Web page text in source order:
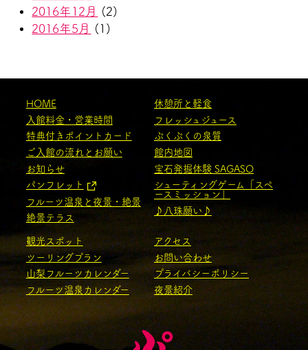
2016年12月
(2)
2016年5月
(1)
HOME
入館料金・営業時間
特典付きポイントカード
ご入館の流れとお願い
お知らせ
パンフレット
フルーツ温泉と夜景・絶景
絶景テラス
休憩所と軽食
フレッシュジュース
ぷくぷくの泉質
館内地図
宝石発掘体験 SAGASO
シューティングゲーム「スペ
ースミッション」
♪八珠願い♪
観光スポット
ツーリングプラン
山梨フルーツカレンダー
フルーツ温泉カレンダー
アクセス
お問い合わせ
プライバシーポリシー
夜景紹介